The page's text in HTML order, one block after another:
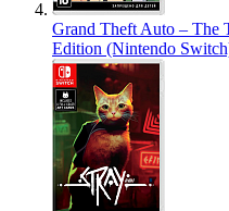
Grand Theft Auto – The
Edition (Nintendo